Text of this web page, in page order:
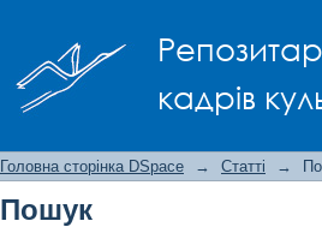
кадрів
Головна сторінка DSpace → Статті →
Пошук